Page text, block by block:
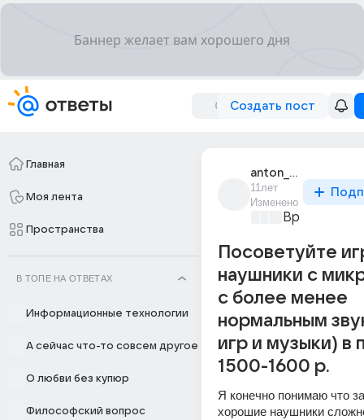
Создать пост
Главная
Моя лента
Пространства
В ТОПЕ НА ОТВЕТАХ
Информационные технологии
А сейчас что-то совсем другое
О любви без купюр
Философский вопрос
anton_iakimchuk_18
11лет
Изменено
Время игр
Посоветуйте
наушники с
с более менее
нормальным
игр и музыки) в
1500-1600 р.
Я конечно понимаю что
хорошие наушники